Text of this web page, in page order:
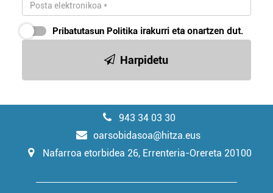
Pribatutasun Politika irakurri eta onartzen dut.
Harpidetu
943 34 03 30
oarsobidasoa@hitza.eus
Nafarroa etorbidea 26, Errenteria-Orereta 20100